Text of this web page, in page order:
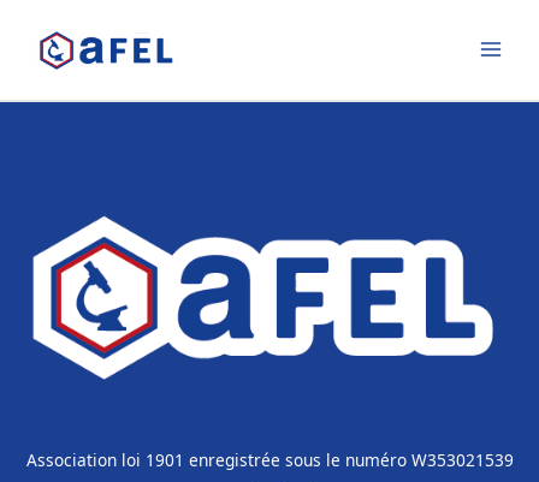
contenu
Association loi 1901 enregistrée sous le numéro W353021539